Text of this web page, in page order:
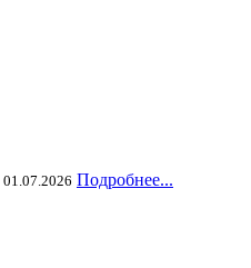
01.07.2026 Подробнее...